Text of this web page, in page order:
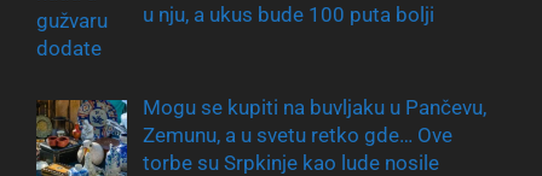
u nju, a ukus bude 100 puta bolji
Mogu se kupiti na buvljaku u Pančevu,
Zemunu, a u svetu retko gde… Ove
torbe su Srpkinje kao lude nosile